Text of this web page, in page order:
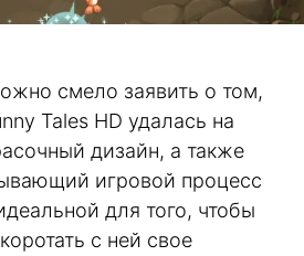
смело заявить о том,
Tales HD удалась на
дизайн, а также
игровой процесс
для того, чтобы
с ней свое